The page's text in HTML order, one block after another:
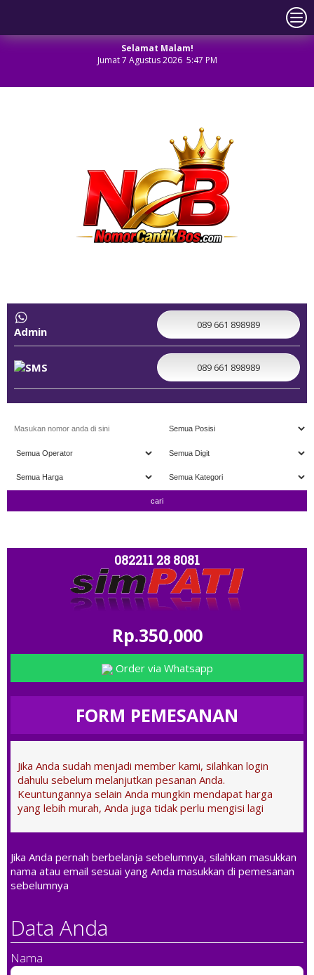
Selamat Malam!
Jumat 7 Agustus 2026 5:47 PM
Admin 089 661 898989
089 661 898989
082211 28 8081
Rp.350,000
Order via Whatsapp
FORM PEMESANAN
Jika Anda sudah menjadi member kami, silahkan login
dahulu sebelum melanjutkan pesanan Anda.
Keuntungannya selain Anda mungkin mendapat harga
yang lebih murah, Anda juga tidak perlu mengisi lagi
Jika Anda pernah berbelanja sebelumnya, silahkan masukkan
nama atau email sesuai yang Anda masukkan di pemesanan
sebelumnya
Data Anda
Nama